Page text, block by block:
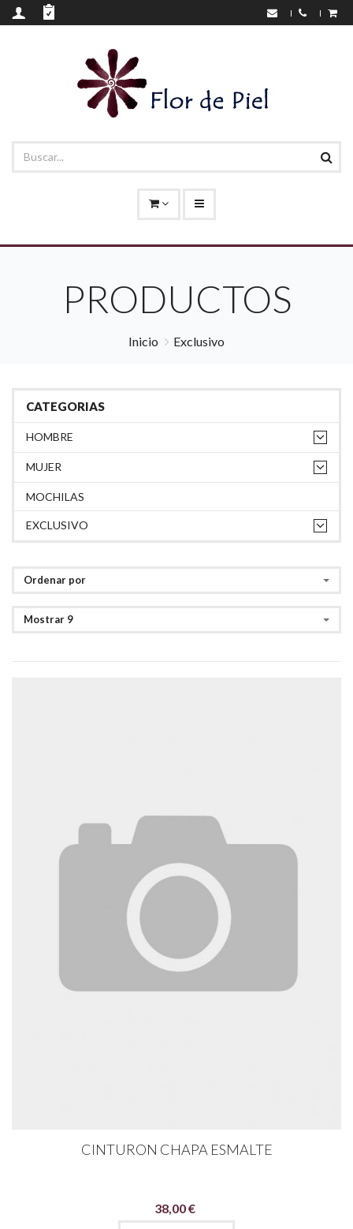
PRODUCTOS
Inicio Exclusivo
CATEGORIAS
HOMBRE
MUJER
MOCHILAS
EXCLUSIVO
Ordenar por
Mostrar 9
CINTURON CHAPA ESMALTE
38,00 €